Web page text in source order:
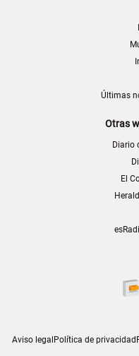
Últimas
Otras
Diario
El
Aviso legalPolítica de privacidad